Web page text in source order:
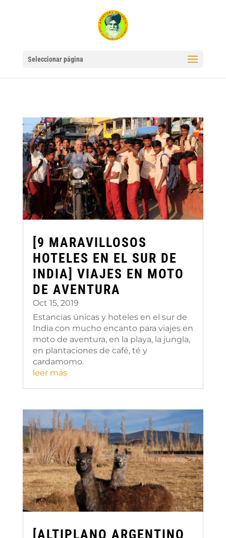
Seleccionar página
[9 MARAVILLOSOS
HOTELES EN EL SUR DE
INDIA] VIAJES EN MOTO
DE AVENTURA
Oct 15, 2019
Estancias únicas y hoteles en el sur de
India con mucho encanto para viajes en
moto de aventura, en la playa, la jungla,
en plantaciones de café, té y
cardamomo.
leer más
[ALTIPLANO ARGENTINO